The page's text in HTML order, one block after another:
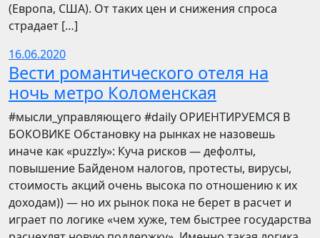
(Европа, США). От таких цен и снижения спроса
страдает […]
16.06.2020
Вести романтического отеля на
ночь метро Коломенская
​​#мысли_управляющего #daily ОРИЕНТИРУЕМСЯ В
БОКОВИКЕ Обстановку на рынках не назовешь
иначе как «puzzly»: Куча рисков — дефолты,
повышение Байденом налогов, протесты, вирусы,
стоимость акций очень высока по отношению к их
доходам)) — но их рынок пока не берет в расчет и
играет по логике «чем хуже, тем быстрее государства